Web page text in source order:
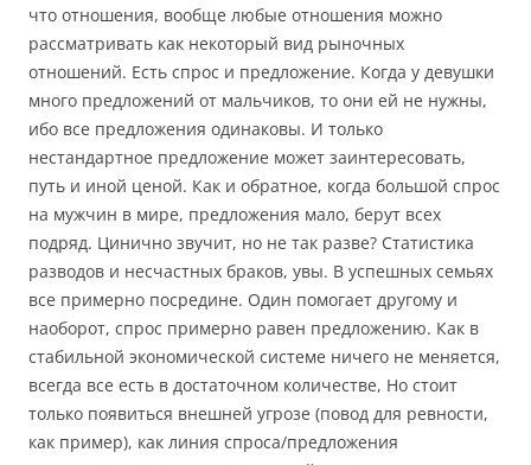
что отношения, вообще любые отношения можно
рассматривать как некоторый вид рыночных
отношений. Есть спрос и предложение. Когда у девушки
много предложений от мальчиков, то они ей не нужны,
ибо все предложения одинаковы. И только
нестандартное предложение может заинтересовать,
путь и иной ценой. Как и обратное, когда большой спрос
на мужчин в мире, предложения мало, берут всех
подряд. Цинично звучит, но не так разве? Статистика
разводов и несчастных браков, увы. В успешных семьях
все примерно посредине. Один помогает другому и
наоборот, спрос примерно равен предложению. Как в
стабильной экономической системе ничего не меняется,
всегда все есть в достаточном количестве, Но стоит
только появиться внешней угрозе (повод для ревности,
как пример), как линия спроса/предложения